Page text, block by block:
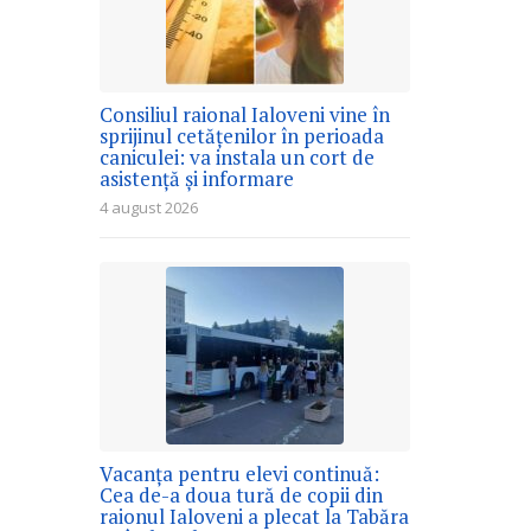
Consiliul raional Ialoveni vine în
sprijinul cetățenilor în perioada
caniculei: va instala un cort de
asistență și informare
4 august 2026
Vacanța pentru elevi continuă:
Cea de-a doua tură de copii din
raionul Ialoveni a plecat la Tabăra